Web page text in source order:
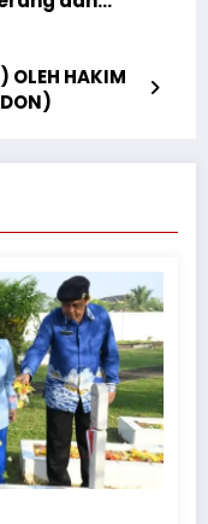
OLEH HAKIM